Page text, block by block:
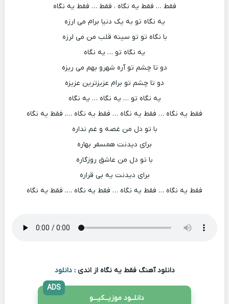
فقط … فقط یه نگاه ، فقط … فقط یه نگاه
یه نگاه تو به یک دنیا برام می ارزه
با نگاه تو تو سینه قلب من می لرزه
یه نگاه تو … یه نگاه
دو تا چشم تو آره شهرو بهم می ریزه
دو تا چشم تو برام عزیزترین عزیزه
یه نگاه تو … یه نگاه … یه نگاه
فقط یه نگاه … فقط یه نگاه … فقط یه نگاه …. فقط یه نگاه
با تو دل من غصه و غم نداره
برای دیدنت همسفر بهاره
با تو دل من عاشق روزگاره
برای دیدنت یه بی قراره
فقط یه نگاه … فقط یه نگاه … فقط یه نگاه …. فقط یه نگاه
دانلود آهنگ فقط یه نگاه از اندی :دانلود
دانلــود موزیــکیـــو
ADS